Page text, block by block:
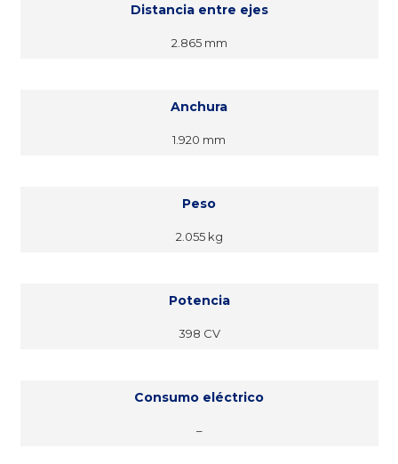
Distancia entre ejes
2.865 mm
Anchura
1.920 mm
Peso
2.055 kg
Potencia
398 CV
Consumo eléctrico
–